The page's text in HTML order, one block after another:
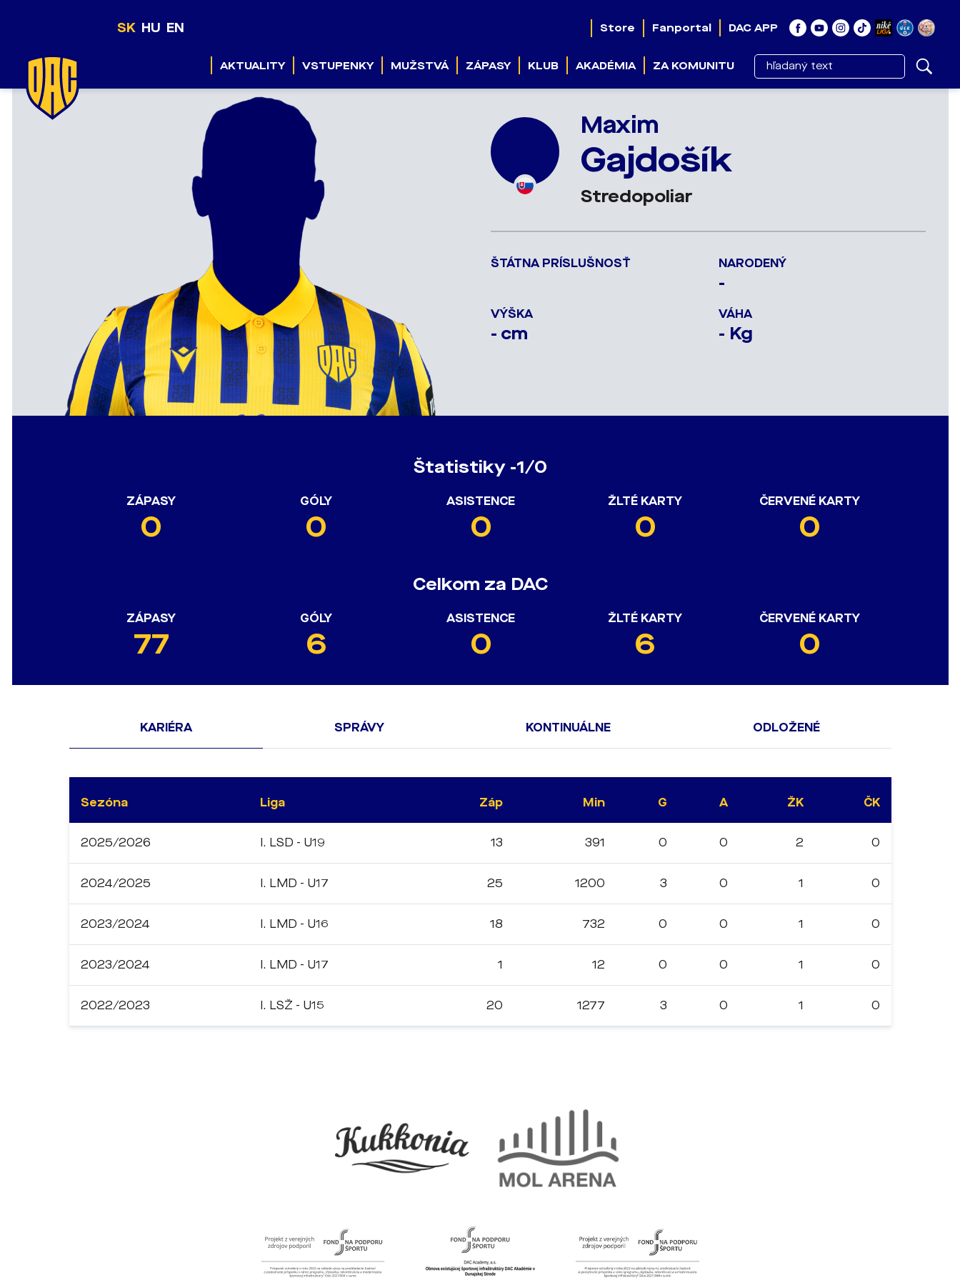
SK HU EN Store Fanportal DAC APP
AKTUALITY VSTUPENKY MUŽSTVÁ ZÁPASY KLUB AKADÉMIA ZA KOMUNITU
Maxim
Gajdošík
Stredopoliar
ŠTÁTNA PRÍSLUŠNOSŤ NARODENÝ
-
VÝŠKA
- cm
VÁHA
- Kg
Štatistiky -1/0
ZÁPASY
0
GÓLY
0
ASISTENCE
0
ŽLTÉ KARTY
0
ČERVENÉ KARTY
0
Celkom za DAC
ZÁPASY
77
GÓLY
6
ASISTENCE
0
ŽLTÉ KARTY
6
ČERVENÉ KARTY
0
KARIÉRA SPRÁVY KONTINUÁLNE ODLOŽENÉ
Sezóna Liga Záp Min G A ŽK ČK
2025/2026 I. LSD - U19 13 391 0 0 2 0
2024/2025 I. LMD - U17 25 1200 3 0 1 0
2023/2024 I. LMD - U16 18 732 0 0 1 0
2023/2024 I. LMD - U17 1 12 0 0 1 0
2022/2023 I. LSŽ - U15 20 1277 3 0 1 0